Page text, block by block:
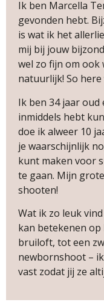
Ik ben Marcella
gevonden hebt.
is wat ik het
mij bij jouw
wel zo fijn om ook
natuurlijk! So here
Ik ben 34 jaar oud
inmiddels hebt
doe ik alweer 10
je waarschijnlijk
kunt maken voor
te gaan. Mijn
shooten!
Wat ik zo leuk
kan betekenen
bruiloft, tot een
newbornshoot –
vast zodat jij ze